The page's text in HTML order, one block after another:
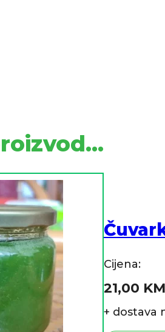
Cijena:
21,00 KM
+ dostava